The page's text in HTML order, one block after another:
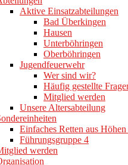
Aktive Einsatzabteilungen
Bad Überkingen
Hausen
Unterböhringen
Oberböhringen
Jugendfeuerwehr
Wer sind wir?
Häufig gestellte
Mitglied werden
Unsere Altersabteilung
Einfaches Retten aus
Führungsgruppe 4
werden